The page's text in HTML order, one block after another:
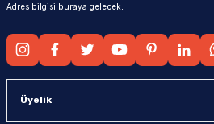
Adres bilgisi buraya gelecek.
Üyelik